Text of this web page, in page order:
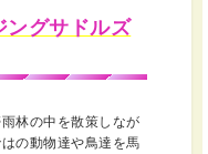
グサドルズ
林の中を散策しなが
の動物達や鳥達を馬